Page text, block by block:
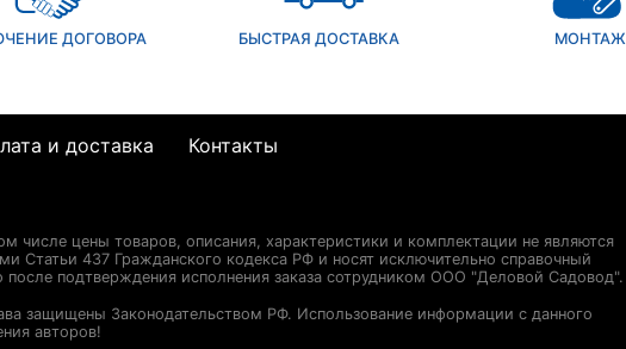
ДОГОВОРА БЫСТРАЯ ДОСТАВКА МОНТАЖ
и доставка Контакты
числе цены товаров, описания, характеристики и комплектации не являются
Статьи 437 Гражданского кодекса РФ и носят исключительно справочный
подтверждения исполнения заказа сотрудником ООО "Деловой Садовод".
защищены Законодательством РФ. Использование информации с данного
авторов!